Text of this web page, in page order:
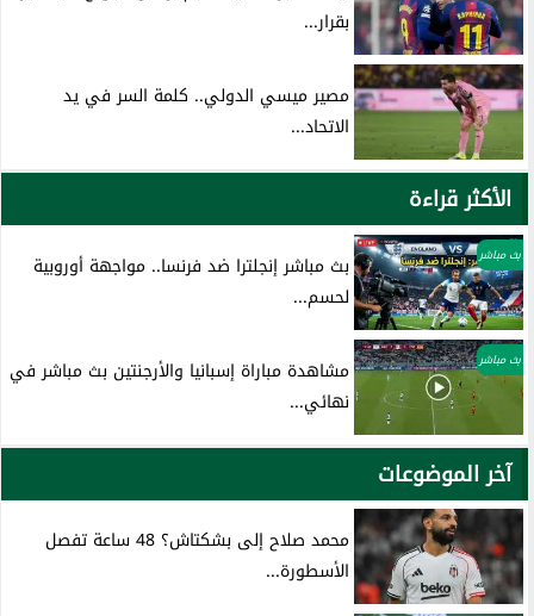
بقرار...
مصير ميسي الدولي.. كلمة السر في يد
الاتحاد...
الأكثر قراءة
بث مباشر
بث مباشر إنجلترا ضد فرنسا.. مواجهة أوروبية
لحسم...
بث مباشر
مشاهدة مباراة إسبانيا والأرجنتين بث مباشر في
نهائي...
آخر الموضوعات
محمد صلاح إلى بشكتاش؟ 48 ساعة تفصل
الأسطورة...